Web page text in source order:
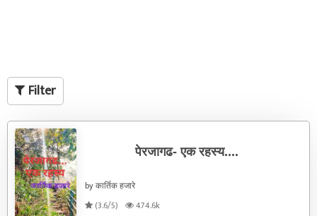
Filter
पेरजागढ- एक रहस्य....
by कार्तिक हजारे
(3.6/5)
474.6k